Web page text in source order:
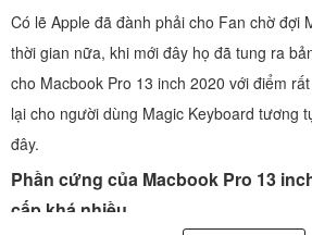
Có lẽ Apple đã đành phải cho Fan chờ đợi
thời gian nữa, khi mới đây họ đã tung ra
cho Macbook Pro 13 inch 2020 với điểm
lại cho người dùng Magic Keyboard tương
đây.
Phần cứng của Macbook Pro 13
cấp khá nhiều